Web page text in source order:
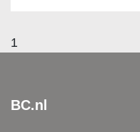
1
BC.nl